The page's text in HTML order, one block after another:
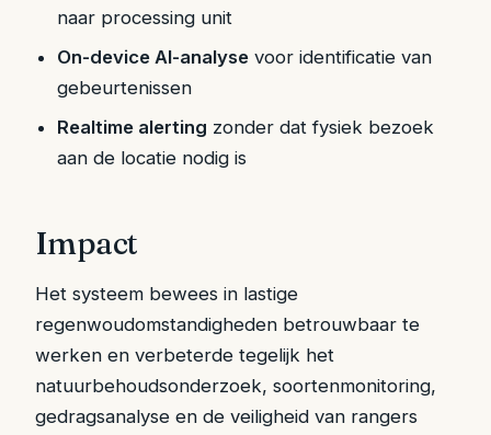
naar processing unit
On-device AI-analyse voor identificatie van
gebeurtenissen
Realtime alerting zonder dat fysiek bezoek
aan de locatie nodig is
Impact
Het systeem bewees in lastige
regenwoudomstandigheden betrouwbaar te
werken en verbeterde tegelijk het
natuurbehoudsonderzoek, soortenmonitoring,
gedragsanalyse en de veiligheid van rangers